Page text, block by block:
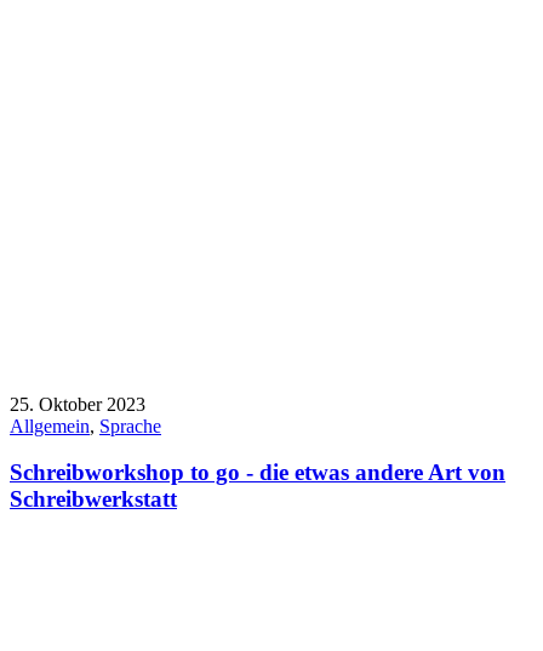
25. Oktober 2023
Allgemein, Sprache
Schreibworkshop to go - die etwas andere Art von
Schreibwerkstatt